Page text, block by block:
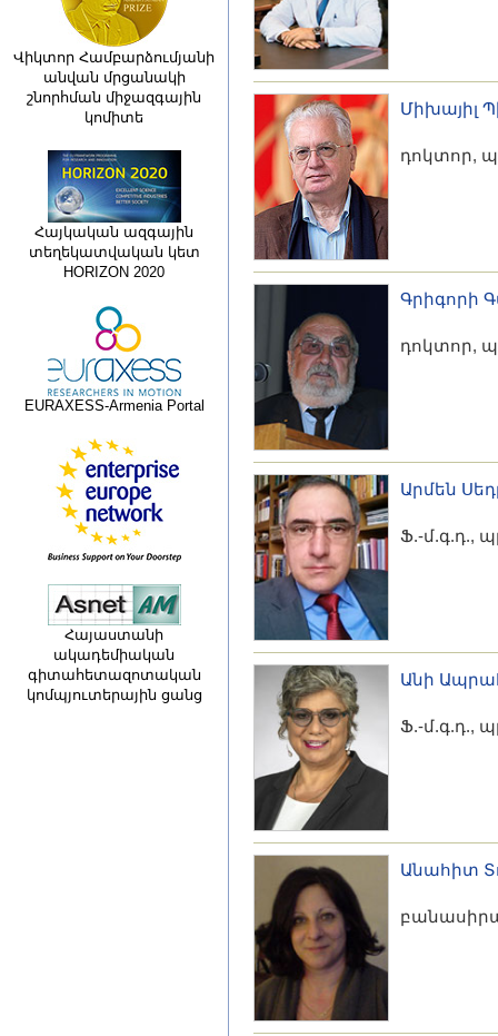
Վիկտոր Համբարձումյանի
անվան մրցանակի
շնորհման միջազգային
կոմիտե
Հայկական ազգային
տեղեկատվական կետ
HORIZON 2020
EURAXESS-Armenia Portal
Հայաստանի
ակադեմիական
գիտահետազոտական
կոմպյուտերային ցանց
Միխայիլ
դոկտոր,
Գրիգորի
դոկտոր,
Արմեն
Ֆ.-մ.գ.դ.,
Անի
Ֆ.-մ.գ.դ.,
Անահիտ